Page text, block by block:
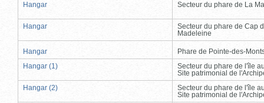
Hangar Secteur du phare de La
Hangar
Secteur du phare de Cap
Madeleine
Hangar
Phare de Pointe-des-
Hangar (1)
Secteur du phare de l'île
Site patrimonial de
Hangar (2)
Secteur du phare de l'île
Site patrimonial de